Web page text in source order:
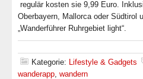
regulär kosten sie 9,99 Euro.
Oberbayern, Mallorca oder Südtirol
„Wanderführer Ruhrgebiet light“.
Kategorie: Lifestyle & Gadgets
wanderapp, wandern